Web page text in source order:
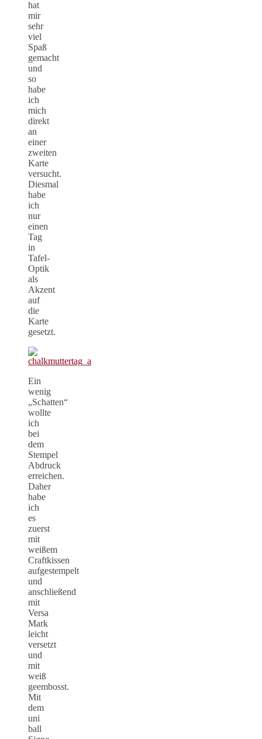
hat
mir
sehr
viel
Spaß
gemacht
und
so
habe
ich
mich
direkt
an
einer
zweiten
Karte
versucht.
Diesmal
habe
ich
nur
einen
Tag
in
Tafel-
Optik
als
Akzent
auf
die
Karte
gesetzt.
Ein
wenig
„Schatten“
wollte
ich
bei
dem
Stempel
Abdruck
erreichen.
Daher
habe
ich
es
zuerst
mit
weißem
Craftkissen
aufgestempelt
und
anschließend
mit
Versa
Mark
leicht
versetzt
und
mit
weiß
geembosst.
Mit
dem
uni
ball